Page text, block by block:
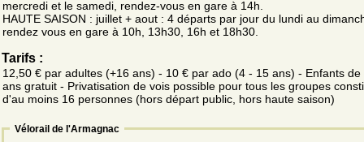
mercredi et le samedi, rendez-vous en gare à 14h.
HAUTE SAISON : juillet + aout : 4 départs par jour du lundi au
rendez vous en gare à 10h, 13h30, 16h et 18h30.
Tarifs :
12,50 € par adultes (+16 ans) - 10 € par ado (4 - 15 ans) - Enfants de
ans gratuit - Privatisation de vois possible pour tous les groupes
d'au moins 16 personnes (hors départ public, hors haute saison)
Vélorail de l'Armagnac